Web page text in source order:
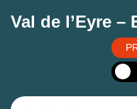
Val de l’Eyre –